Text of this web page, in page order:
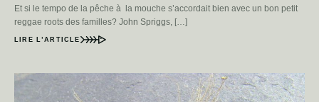
Et si le tempo de la pêche à la mouche s’accordait bien avec un bon petit
reggae roots des familles? John Spriggs, […]
LIRE L’ARTICLE